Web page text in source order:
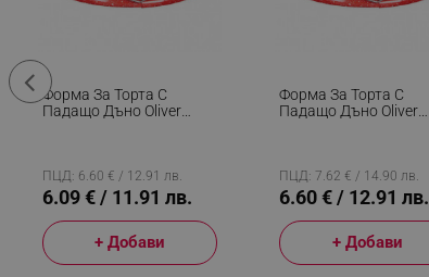
Форма За Торта С
Падащо Дъно Oliver
Червен
ПЦД: 6.60 € / 12.91 лв.
6.09 € / 11.91 лв.
+ Добави
Форма За Торта С
Падащо Дъно Oliver
Червен
ПЦД: 7.62 € / 14.90 лв.
6.60 € / 12.91 лв.
+ Добави